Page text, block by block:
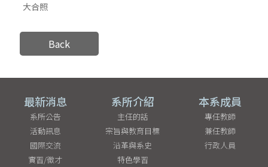
大合照
Back
最新消息
系所公告
活動訊息
國際交流
實習/徵才
系所介紹
主任的話
宗旨與教育目標
沿革與系史
特色學習
本系成員
專任教師
兼任教師
行政人員